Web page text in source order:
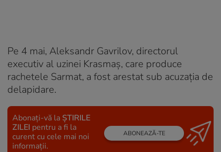
Pe 4 mai, Aleksandr Gavrilov, directorul
executiv al uzinei Krasmaș, care produce
rachetele Sarmat, a fost arestat sub acuzația de
delapidare.
Abonați-vă la ȘTIRILE
ZILEI pentru a fi la
curent cu cele mai noi
informații.
ABONEAZĂ-TE